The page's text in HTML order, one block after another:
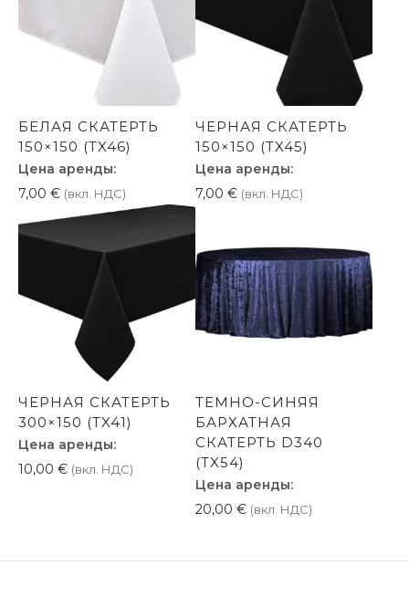
БЕЛАЯ СКАТЕРТЬ
150×150 (TX46)
Цена аренды:
7,00 € (вкл. НДС)
ЧЕРНАЯ СКАТЕРТЬ
150×150 (TX45)
Цена аренды:
7,00 € (вкл. НДС)
ЧЕРНАЯ СКАТЕРТЬ
300×150 (TX41)
Цена аренды:
10,00 € (вкл. НДС)
ТЕМНО-СИНЯЯ
БАРХАТНАЯ
СКАТЕРТЬ D340
(TX54)
Цена аренды:
20,00 € (вкл. НДС)